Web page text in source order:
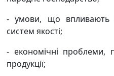
- умови, що впливають
систем якості;
- економічні проблеми,
продукції;